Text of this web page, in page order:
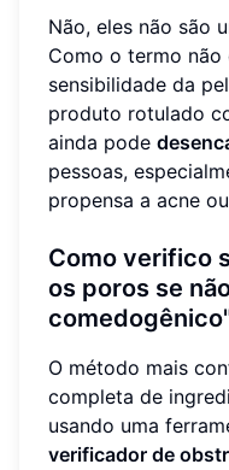
Não, eles não são
Como o termo não
sensibilidade da
produto rotulado
ainda pode
pessoas,
propensa a acne
Como verifico
os poros se
O método mais
completa de
usando uma
verificador de